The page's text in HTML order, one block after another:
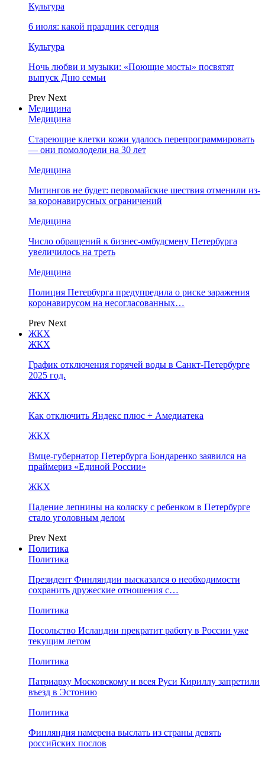
Культура
6 июля: какой праздник сегодня
Культура
Ночь любви и музыки: «Поющие мосты» посвятят
выпуск Дню семьи
Prev Next
Медицина
Медицина
Стареющие клетки кожи удалось перепрограммировать
— они помолодели на 30 лет
Медицина
Митингов не будет: первомайские шествия отменили из-
за коронавирусных ограничений
Медицина
Число обращений к бизнес-омбудсмену Петербурга
увеличилось на треть
Медицина
Полиция Петербурга предупредила о риске заражения
коронавирусом на несогласованных…
Prev Next
ЖКХ
ЖКХ
График отключения горячей воды в Санкт-Петербурге
2025 год.
ЖКХ
Как отключить Яндекс плюс + Амедиатека
ЖКХ
Вмце-губернатор Петербурга Бондаренко заявился на
праймериз «Единой России»
ЖКХ
Падение лепнины на коляску с ребенком в Петербурге
стало уголовным делом
Prev Next
Политика
Политика
Президент Финляндии высказался о необходимости
сохранить дружеские отношения с…
Политика
Посольство Исландии прекратит работу в России уже
текущим летом
Политика
Патриарху Московскому и всея Руси Кириллу запретили
въезд в Эстонию
Политика
Финляндия намерена выслать из страны девять
российских послов